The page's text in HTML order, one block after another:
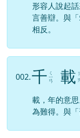
形容人說起
言善辯。與
相反。
002.千 ㄑ
ㄧ
ㄢ 載
載，年的意
為難得。與